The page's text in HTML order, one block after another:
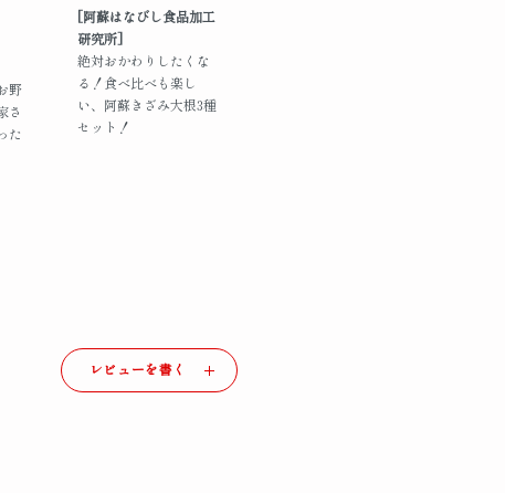
野
さ
た
[阿蘇はなびし食品加工
研究所]
絶対おかわりしたくな
る！食べ比べも楽し
い、阿蘇きざみ大根3種
セット！
レビューを書く